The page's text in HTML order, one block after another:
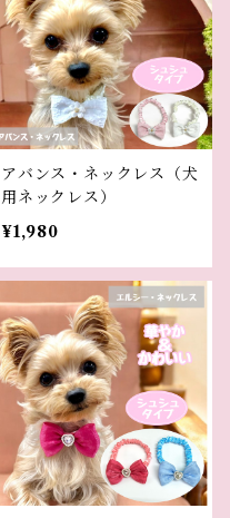
アバンス・ネックレス（犬
用ネックレス）
¥1,980